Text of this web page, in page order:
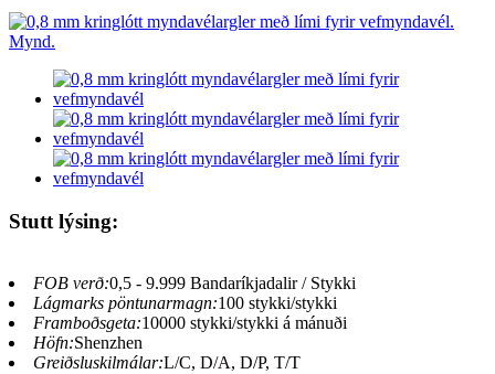
Stutt lýsing:
FOB verð:0,5 - 9.999 Bandaríkjadalir / Stykki
Lágmarks pöntunarmagn:100 stykki/stykki
Framboðsgeta:10000 stykki/stykki á mánuði
Höfn:Shenzhen
Greiðsluskilmálar:L/C, D/A, D/P, T/T